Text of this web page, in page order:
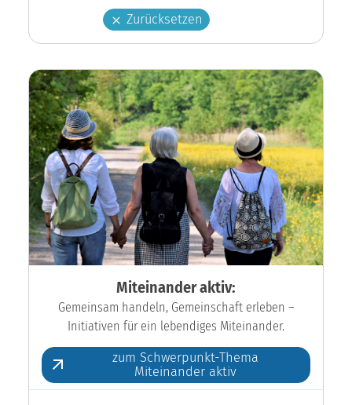
Zurücksetzen
Miteinander aktiv:
Gemeinsam handeln, Gemeinschaft erleben –
Initiativen für ein lebendiges Miteinander.
zum Schwerpunkt-Thema
Miteinander aktiv